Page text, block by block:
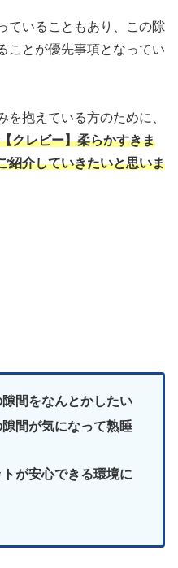
ていることもあり、この隙
ことが優先事項となってい
抱えている方のために、
クレビー】柔らかすきま
紹介していきたいと思いま
間をなんとかしたい
間が気になって熟睡
が安心できる環境に